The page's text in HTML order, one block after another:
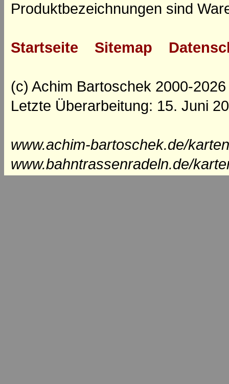
Produktbezeichnungen sind
Startseite Sitemap
(c) Achim Bartoschek 2000-2026
Letzte Überarbeitung: 15. Juni
www.achim-bartoschek.de/
www.bahntrassenradeln.de/